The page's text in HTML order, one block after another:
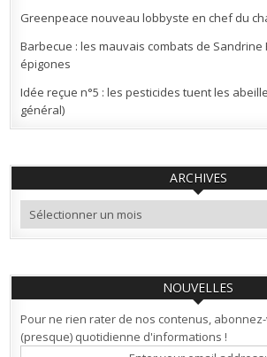
Greenpeace nouveau lobbyste en chef du
Barbecue : les mauvais combats de Sandrine
épigones
Idée reçue n°5 : les pesticides tuent les
général)
ARCHIVES
Archives
NOUVELLES
Pour ne rien rater de nos contenus,
(presque) quotidienne d'informations !